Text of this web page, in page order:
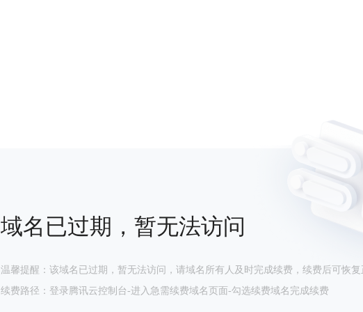
域名已过期，暂无法访问
温馨提醒：该域名已过期，暂无法访问，请域名所有人及时完成续费，续费后可恢复
续费路径：登录腾讯云控制台-进入急需续费域名页面-勾选续费域名完成续费